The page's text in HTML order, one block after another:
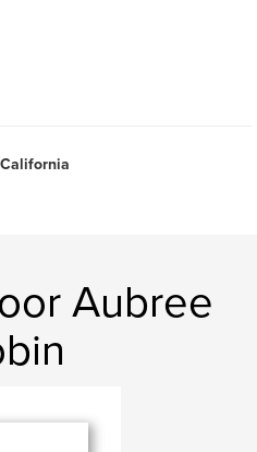
California
Aubree